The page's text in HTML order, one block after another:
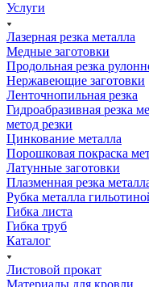
Услуги
Лазерная резка металла
Медные заготовки
Продольная резка
Нержавеющие заготовки
Ленточнопильная резка
Гидроабразивная резка
метод резки
Цинкование металла
Порошковая покраска
Латунные заготовки
Плазменная резка
Рубка металла
Гибка листа
Гибка труб
Каталог
Листовой прокат